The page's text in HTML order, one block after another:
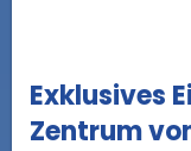
Exklusives
Zentrum